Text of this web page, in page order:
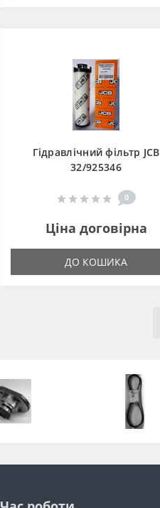
Гідравлічний фільтр JCB
32/925346
0
Ціна договірна
ДО КОШИКА